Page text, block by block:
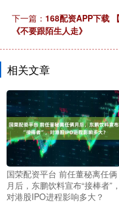
下一篇： 168配资APP下载
《不要跟陌生人走》
相关文章
国荣配资平台 前任董秘离任俩
月后，东鹏饮料宣布“接棒者”，
对港股IPO进程影响多大？